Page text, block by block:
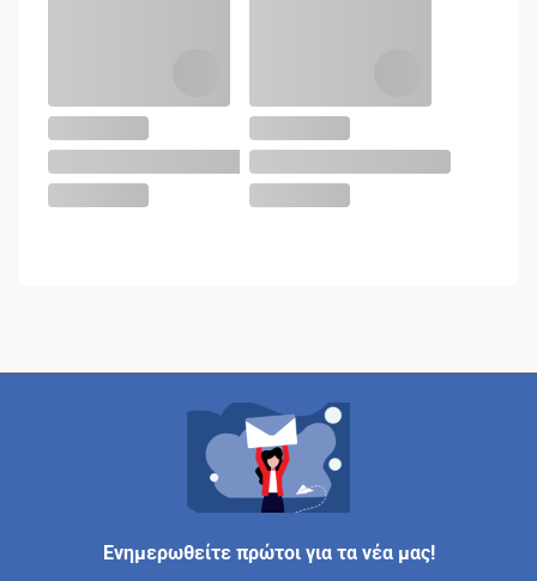
Ενημερωθείτε πρώτοι για τα νέα μας!